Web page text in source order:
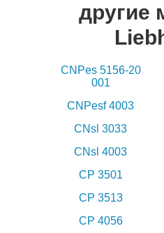
другие
CNPes 5156-20
001
CNPesf 4003
CNsl 3033
CNsl 4003
CP 3501
CP 3513
CP 4056